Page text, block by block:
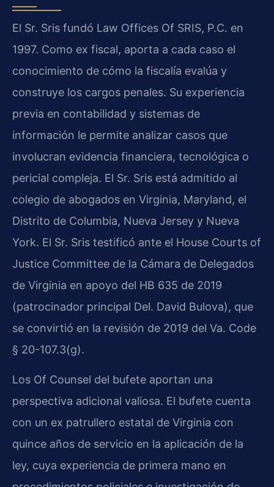
El Sr. Sris fundó Law Offices Of SRIS, P.C. en
1997. Como ex fiscal, aporta a cada caso el
conocimiento de cómo la fiscalía evalúa y
construye los cargos penales. Su experiencia
previa en contabilidad y sistemas de
información le permite analizar casos que
involucran evidencia financiera, tecnológica o
pericial compleja. El Sr. Sris está admitido al
colegio de abogados en Virginia, Maryland, el
Distrito de Columbia, Nueva Jersey y Nueva
York. El Sr. Sris testificó ante el House Courts of
Justice Committee de la Cámara de Delegados
de Virginia en apoyo del HB 635 de 2019
(patrocinador principal Del. David Bulova), que
se convirtió en la revisión de 2019 del Va. Code
§ 20-107.3(g).
Los Of Counsel del bufete aportan una
perspectiva adicional valiosa. El bufete cuenta
con un ex patrullero estatal de Virginia con
quince años de servicio en la aplicación de la
ley, cuya experiencia de primera mano en